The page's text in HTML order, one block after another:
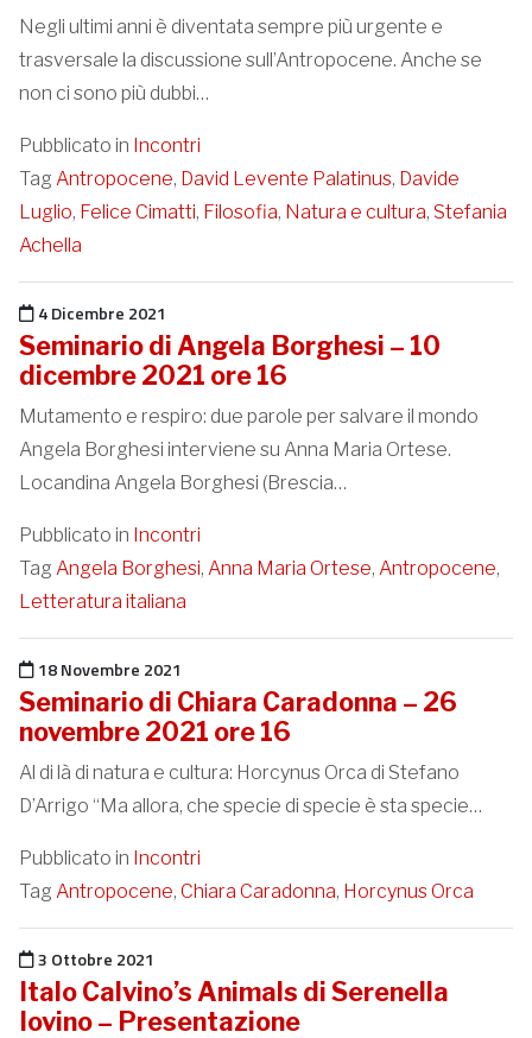
Negli ultimi anni è diventata sempre più urgente e
trasversale la discussione sull’Antropocene. Anche se
non ci sono più dubbi…
Pubblicato in Incontri
Tag Antropocene, David Levente Palatinus, Davide
Luglio, Felice Cimatti, Filosofia, Natura e cultura, Stefania
Achella
Pubblicato il
4 Dicembre 2021
Seminario di Angela Borghesi – 10
dicembre 2021 ore 16
Mutamento e respiro: due parole per salvare il mondo
Angela Borghesi interviene su Anna Maria Ortese.
Locandina Angela Borghesi (Brescia…
Pubblicato in Incontri
Tag Angela Borghesi, Anna Maria Ortese, Antropocene,
Letteratura italiana
Pubblicato il
18 Novembre 2021
Seminario di Chiara Caradonna – 26
novembre 2021 ore 16
Al di là di natura e cultura: Horcynus Orca di Stefano
D’Arrigo “Ma allora, che specie di specie è sta specie…
Pubblicato in Incontri
Tag Antropocene, Chiara Caradonna, Horcynus Orca
Pubblicato il
3 Ottobre 2021
Italo Calvino’s Animals di Serenella
Iovino – Presentazione